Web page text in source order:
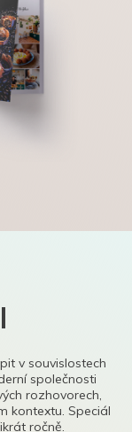
v souvislostech
společnosti
rozhovorech,
kontextu. Speciál
ročně.